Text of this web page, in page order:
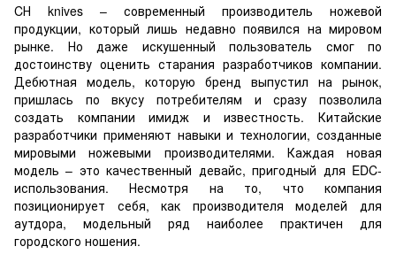
CН knives – современный производитель ножевой
продукции, который лишь недавно появился на мировом
рынке. Но даже искушенный пользователь смог по
достоинству оценить старания разработчиков компании.
Дебютная модель, которую бренд выпустил на рынок,
пришлась по вкусу потребителям и сразу позволила
создать компании имидж и известность. Китайские
разработчики применяют навыки и технологии, созданные
мировыми ножевыми производителями. Каждая новая
модель – это качественный девайс, пригодный для EDC-
использования. Несмотря на то, что компания
позиционирует себя, как производителя моделей для
аутдора, модельный ряд наиболее практичен для
городского ношения.